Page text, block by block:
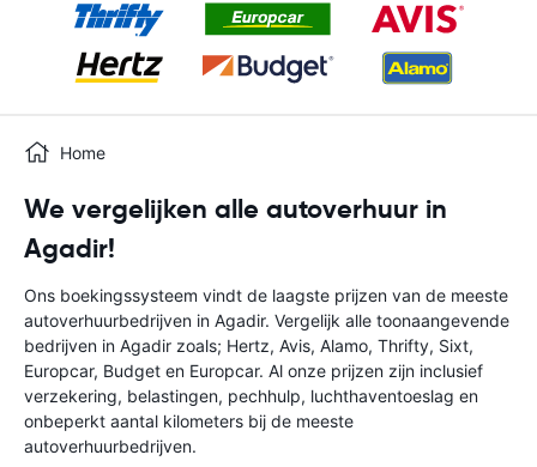
Home
We vergelijken alle autoverhuur in
Agadir!
Ons boekingssysteem vindt de laagste prijzen van de meeste
autoverhuurbedrijven in Agadir. Vergelijk alle toonaangevende
bedrijven in Agadir zoals; Hertz, Avis, Alamo, Thrifty, Sixt,
Europcar, Budget en Europcar. Al onze prijzen zijn inclusief
verzekering, belastingen, pechhulp, luchthaventoeslag en
onbeperkt aantal kilometers bij de meeste
autoverhuurbedrijven.